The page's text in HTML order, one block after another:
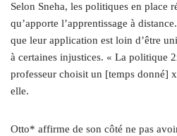
Selon Sneha, les politiques en place
qu’apporte l’apprentissage à
que leur application est loin d’être
à certaines injustices. « La politique
professeur choisit un [temps donné]
elle.
Otto* affirme de son côté ne pas